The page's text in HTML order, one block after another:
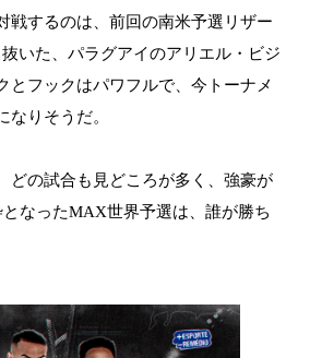
戦するのは、前回の南米予選リザー
いた、パラグアイのアリエル・ビジ
とフックはパワフルで、今トーナメ
なりそうだ。
の試合も見どころが多く、強豪が
なったMAX世界予選は、誰が勝ち